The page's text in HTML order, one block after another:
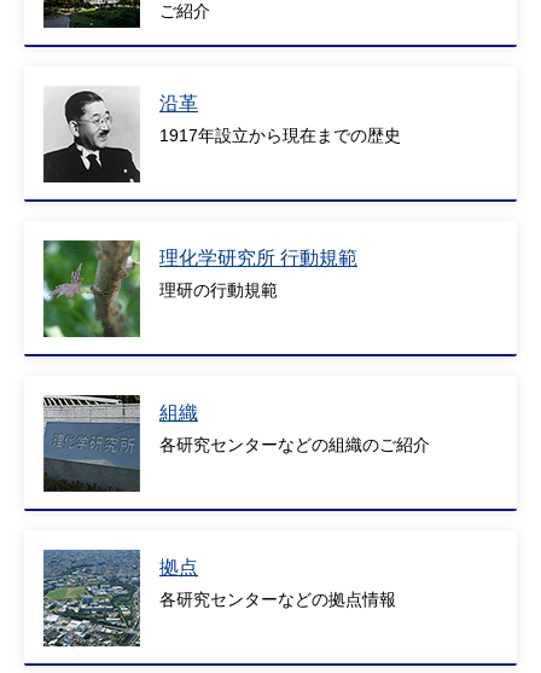
ご紹介
沿革
1917年設立から現在までの歴史
理化学研究所 行動規範
理研の行動規範
組織
各研究センターなどの組織のご紹介
拠点
各研究センターなどの拠点情報